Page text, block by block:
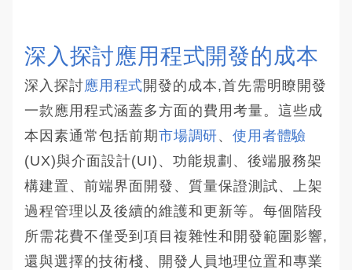
深入探討應用程式開發的成本
深入探討應用程式開發的成本,首先需明瞭開發
一款應用程式涵蓋多方面的費用考量。這些成
本因素通常包括前期市場調研、使用者體驗
(UX)與介面設計(UI)、功能規劃、後端服務架
構建置、前端界面開發、質量保證測試、上架
過程管理以及後續的維護和更新等。每個階段
所需花費不僅受到項目複雜性和開發範圍影響,
還與選擇的技術棧、開發人員地理位置和專業